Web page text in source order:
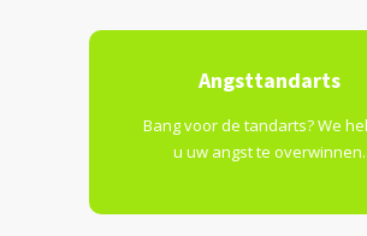
Angsttandarts
Bang voor de tandarts? We
u uw angst te overwinnen.